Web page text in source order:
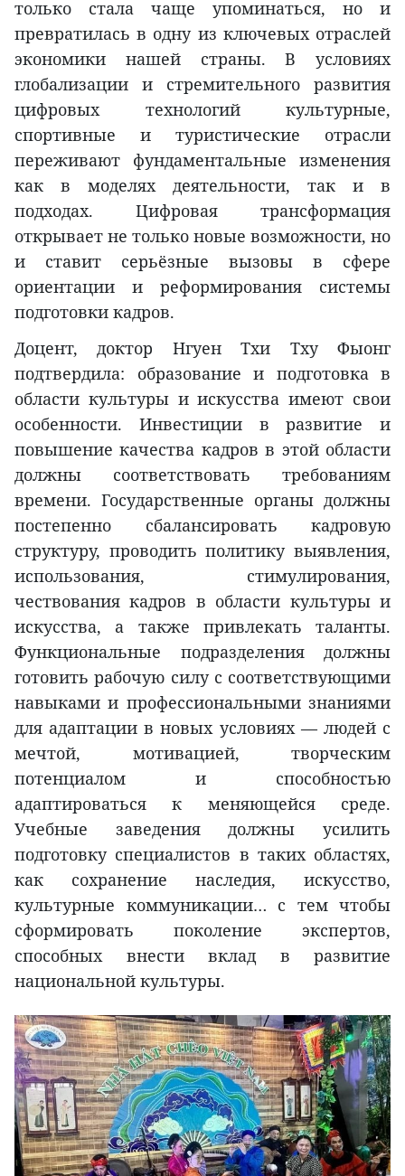
только стала чаще упоминаться, но и
превратилась в одну из ключевых отраслей
экономики нашей страны. В условиях
глобализации и стремительного развития
цифровых технологий культурные,
спортивные и туристические отрасли
переживают фундаментальные изменения
как в моделях деятельности, так и в
подходах. Цифровая трансформация
открывает не только новые возможности, но
и ставит серьёзные вызовы в сфере
ориентации и реформирования системы
подготовки кадров.
Доцент, доктор Нгуен Тхи Тху Фыонг
подтвердила: образование и подготовка в
области культуры и искусства имеют свои
особенности. Инвестиции в развитие и
повышение качества кадров в этой области
должны соответствовать требованиям
времени. Государственные органы должны
постепенно сбалансировать кадровую
структуру, проводить политику выявления,
использования, стимулирования,
чествования кадров в области культуры и
искусства, а также привлекать таланты.
Функциональные подразделения должны
готовить рабочую силу с соответствующими
навыками и профессиональными знаниями
для адаптации в новых условиях — людей с
мечтой, мотивацией, творческим
потенциалом и способностью
адаптироваться к меняющейся среде.
Учебные заведения должны усилить
подготовку специалистов в таких областях,
как сохранение наследия, искусство,
культурные коммуникации… с тем чтобы
сформировать поколение экспертов,
способных внести вклад в развитие
национальной культуры.